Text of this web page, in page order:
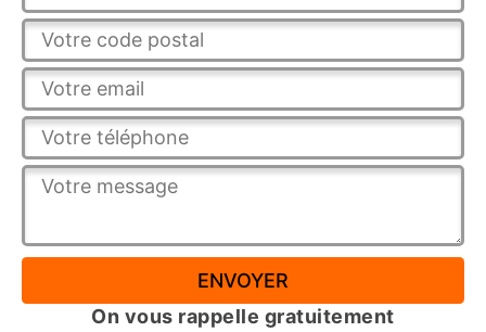
On vous rappelle gratuitement